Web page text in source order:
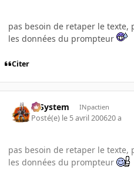
pas besoin de retaper le texte,
les données du prompteur
Citer
X-System INpactien
Posté(e) le 5 avril 200620 a
pas besoin de retaper le texte,
les données du prompteur